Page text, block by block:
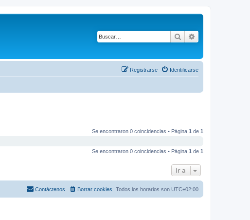
Buscar
Identificarse
Registrarse
Se encontraron 0 coincidencias • Página 1 de 1
Se encontraron 0 coincidencias • Página 1 de 1
Ir a
Todos los horarios son UTC+02:00
Borrar cookies
Contáctenos